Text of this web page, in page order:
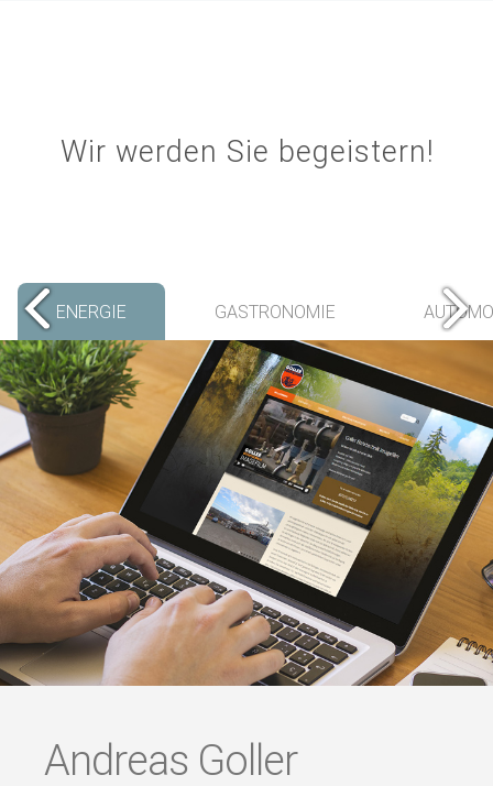
Wir werden Sie begeistern!
ENERGIE GASTRONOMIE
Andreas Goller